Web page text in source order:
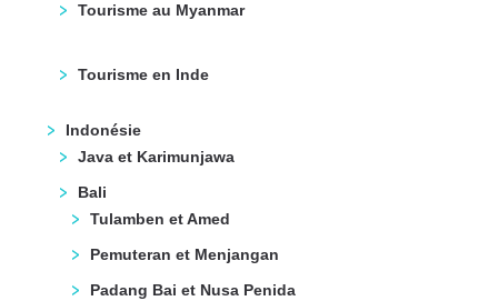
Tourisme au Myanmar
Tourisme en Inde
Indonésie
Java et Karimunjawa
Bali
Tulamben et Amed
Pemuteran et Menjangan
Padang Bai et Nusa Penida